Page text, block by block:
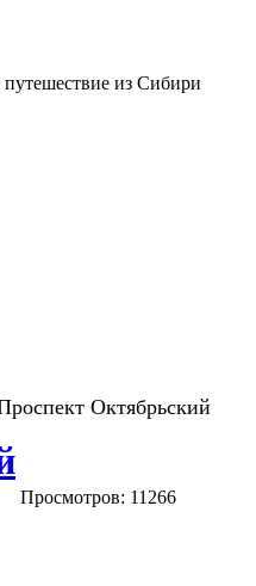
путешествие из Сибири
Октябрьский
Просмотров: 11266